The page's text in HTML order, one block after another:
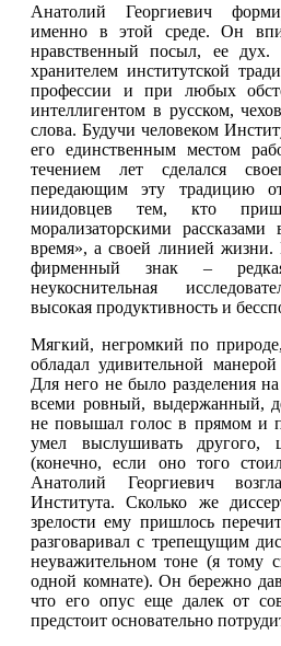
Анатолий Георгиевич
именно в этой среде. Он
нравственный посыл, ее
хранителем институтской
профессии и при любых
интеллигентом в русском,
слова. Будучи человеком
его единственным местом
течением лет сделался
передающим эту традицию
ниидовцев тем, кто
морализаторскими
время», а своей линией жизни.
фирменный знак – редкая
неукоснительная
высокая продуктивность и
Мягкий, негромкий по
обладал удивительной
Для него не было разделения
всеми ровный, выдержанный,
не повышал голос в прямом и
умел выслушивать другого,
(конечно, если оно того
Анатолий Георгиевич
Института. Сколько же
зрелости ему пришлось
разговаривал с трепещущим
неуважительном тоне (я тому
одной комнате). Он бережно
что его опус еще далек от
предстоит основательно